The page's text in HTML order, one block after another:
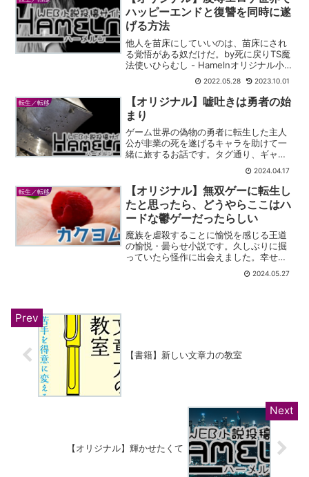
ハッピーエンドと復讐を同時に遂
げる方法
他人を苗床にしていいのは、苗床にされ
る覚悟がある奴だけだ。by死に戻りTS魔
法使いひらむし - Hamelnオリジナル小説
です。TSループものです。主人公は魔術
師で、勇者を救うために魔王討伐を目指
しています。ただ、魔王が余興として十
年に一度...
2022.05.28 2023.10.01
転生／転移
【オリジナル】嘘吐きは勇者の始
まり
ゲーム世界の偽物の勇者に転生した主人
公が非業の死を遂げるキャラを助けて一
緒に旅するお話です。タグ通り、ギャグ
2024.04.17
転生／転移
【オリジナル】無双ゲーに転生し
たと思ったら、どうやらここはハ
ードな鬱ゲーだったらしい
魔族を虐殺することに愉悦を感じる王道
の愉悦・曇らせ小説です。久しぶりに掘
っていたら怪作に出会えました。幸せで
2024.05.27
【書籍】新しい文章力の教室
【オリジナル】輝かせたくて